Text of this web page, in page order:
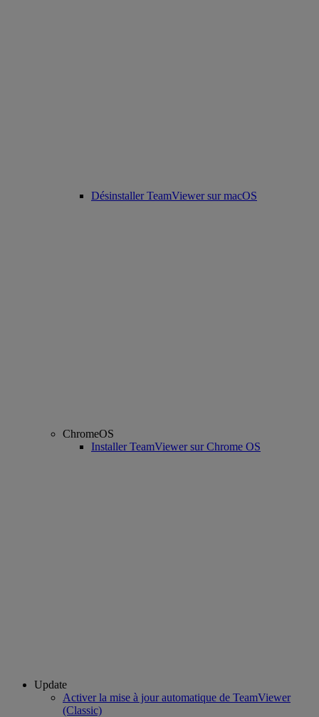
Désinstaller TeamViewer sur macOS
ChromeOS
Installer TeamViewer sur Chrome OS
Update
Activer la mise à jour automatique de TeamViewer
(Classic)